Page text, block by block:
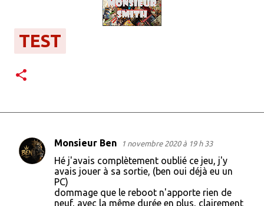
TEST
C
Monsieur Ben 1 novembre 2020 à 19 h 33
Hé j'avais complètement oublié ce jeu, j'y
avais jouer à sa sortie, (ben oui déjà eu un
PC)
dommage que le reboot n'apporte rien de
neuf, avec la même durée en plus, clairement